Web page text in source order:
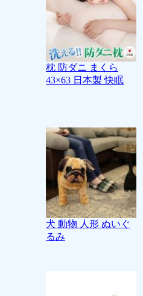
枕 防ダニ まくら
43×63 日本製 快眠
犬 動物 人形 ぬいぐ
るみ